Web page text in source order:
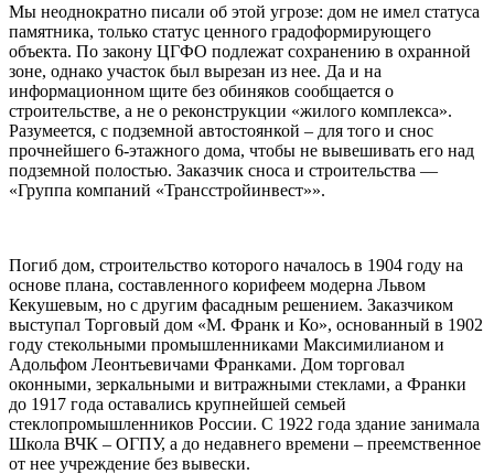
Мы неоднократно писали об этой угрозе: дом не имел статуса
памятника, только статус ценного градоформирующего
объекта. По закону ЦГФО подлежат сохранению в охранной
зоне, однако участок был вырезан из нее. Да и на
информационном щите без обиняков сообщается о
строительстве, а не о реконструкции «жилого комплекса».
Разумеется, с подземной автостоянкой – для того и снос
прочнейшего 6-этажного дома, чтобы не вывешивать его над
подземной полостью. Заказчик сноса и строительства —
«Группа компаний «Трансстройинвест»».
Погиб дом, строительство которого началось в 1904 году на
основе плана, составленного корифеем модерна Львом
Кекушевым, но с другим фасадным решением. Заказчиком
выступал Торговый дом «М. Франк и Ко», основанный в 1902
году стекольными промышленниками Максимилианом и
Адольфом Леонтьевичами Франками. Дом торговал
оконными, зеркальными и витражными стеклами, а Франки
до 1917 года оставались крупнейшей семьей
стеклопромышленников России. С 1922 года здание занимала
Школа ВЧК – ОГПУ, а до недавнего времени – преемственное
от нее учреждение без вывески.